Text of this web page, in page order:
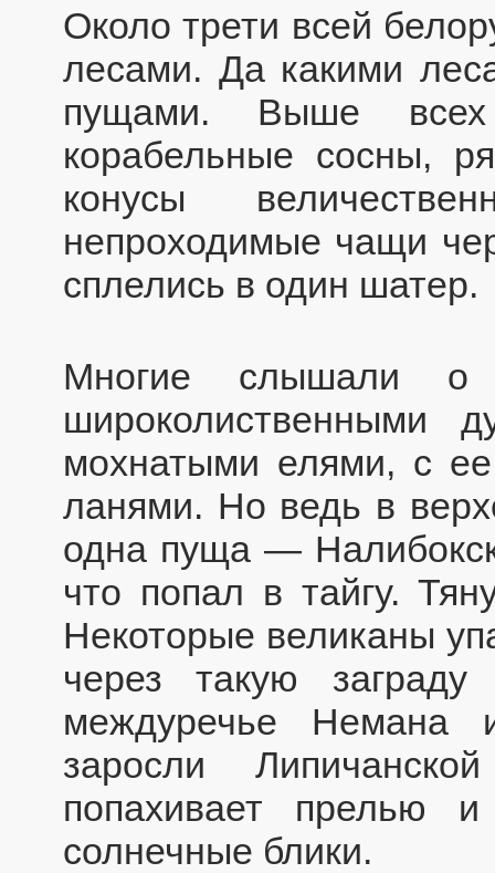
Около трети всей
лесами. Да какими
пущами. Выше всех
корабельные сосны,
конусы
непроходимые чащи
сплелись в один шатер.
Многие слышали
широколиственными
мохнатыми елями, с
ланями. Но ведь в
одна пуща —
что попал в тайгу.
Некоторые великаны
через такую
междуречье Немана
заросли
попахивает прелью
солнечные блики.